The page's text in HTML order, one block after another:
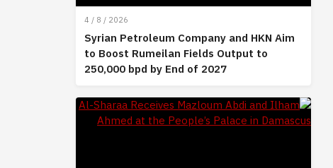
4 / 8 / 2026
Syrian Petroleum Company and HKN Aim
to Boost Rumeilan Fields Output to
250,000 bpd by End of 2027